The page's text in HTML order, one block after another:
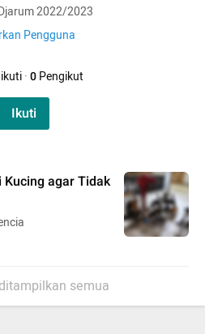
2022/2023
Pengguna
·0Pengikut
Ikuti
agar Tidak
semua